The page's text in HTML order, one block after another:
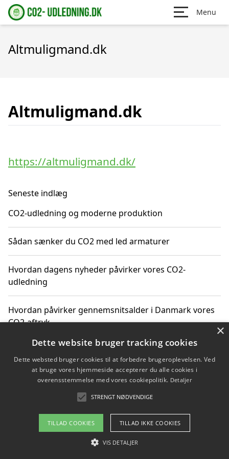
Menu
Altmuligmand.dk
Altmuligmand.dk
https://altmuligmand.dk/
Seneste indlæg
CO2-udledning og moderne produktion
Sådan sænker du CO2 med led armaturer
Hvordan dagens nyheder påvirker vores CO2-
udledning
Hvordan påvirker gennemsnitsalder i Danmark vores
CO2-aftryk
Hvordan nyheder om CO2-udledning påvirker vores
hverdag
Om / kontakt
Blog Betingelser
×
Dette website bruger tracking cookies
Dette websted bruger cookies til at forbedre brugeroplevelsen. Ved
at bruge vores hjemmeside accepterer du alle cookies i
overensstemmelse med vores cookiepolitik. Detaljer
STRENGT NØDVENDIGE
TILLAD COOKIES TILLAD IKKE COOKIES
VIS DETALJER